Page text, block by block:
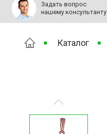
Задать вопрос
нашему консультанту
Каталог